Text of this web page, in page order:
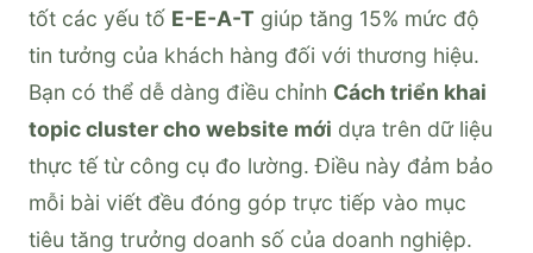
tốt các yếu tố E-E-A-T giúp tăng 15% mức độ
tin tưởng của khách hàng đối với thương hiệu.
Bạn có thể dễ dàng điều chỉnh Cách triển khai
topic cluster cho website mới dựa trên dữ liệu
thực tế từ công cụ đo lường. Điều này đảm bảo
mỗi bài viết đều đóng góp trực tiếp vào mục
tiêu tăng trưởng doanh số của doanh nghiệp.